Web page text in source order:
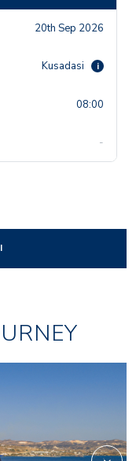
20th Sep 2026
Kusadasi i
08:00
-